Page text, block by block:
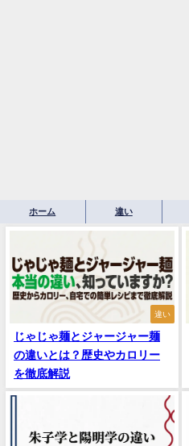
ホーム 違い
違い
じゃじゃ麺とジャージャー麺
の違いとは？歴史やカロリー
を徹底解説